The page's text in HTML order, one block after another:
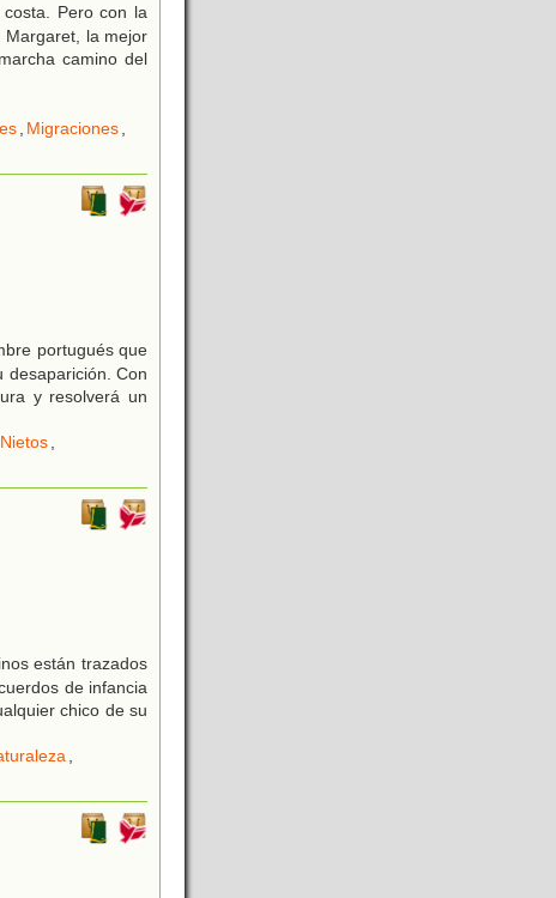
Pero con la
Margaret, la mejor
camino del
, Migraciones,
portugués que
desaparición. Con
y resolverá un
,
están trazados
de infancia
chico de su
,